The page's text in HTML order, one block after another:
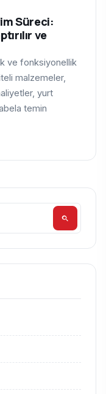
Süreci:
ve
ve fonksiyonellik
malzemeler,
yurt
temin